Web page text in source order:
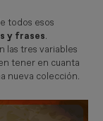
todos esos
y frases.
las tres variables
tener en cuanta
nueva colección.